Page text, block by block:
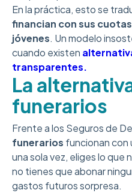
En la práctica, esto se
financian con sus
jóvenes. Un modelo
cuando existen
transparentes.
La
funerarios
Frente a los Seguros de
funerarios funcionan con
una sola vez, eliges lo que
no tienes que abonar
gastos futuros sorpresa.